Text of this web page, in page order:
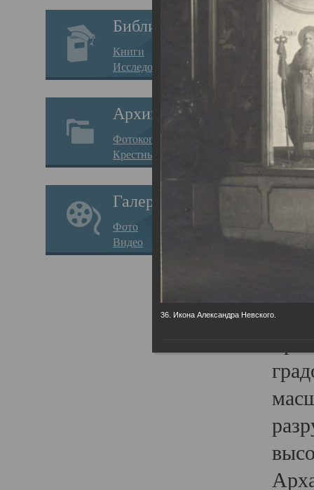
Библиотека
Книги
Исследования
Архив
Фотокопии дел
Крестные ходы
Галерея
Фото
Видео
36. Икона Александра Невского.